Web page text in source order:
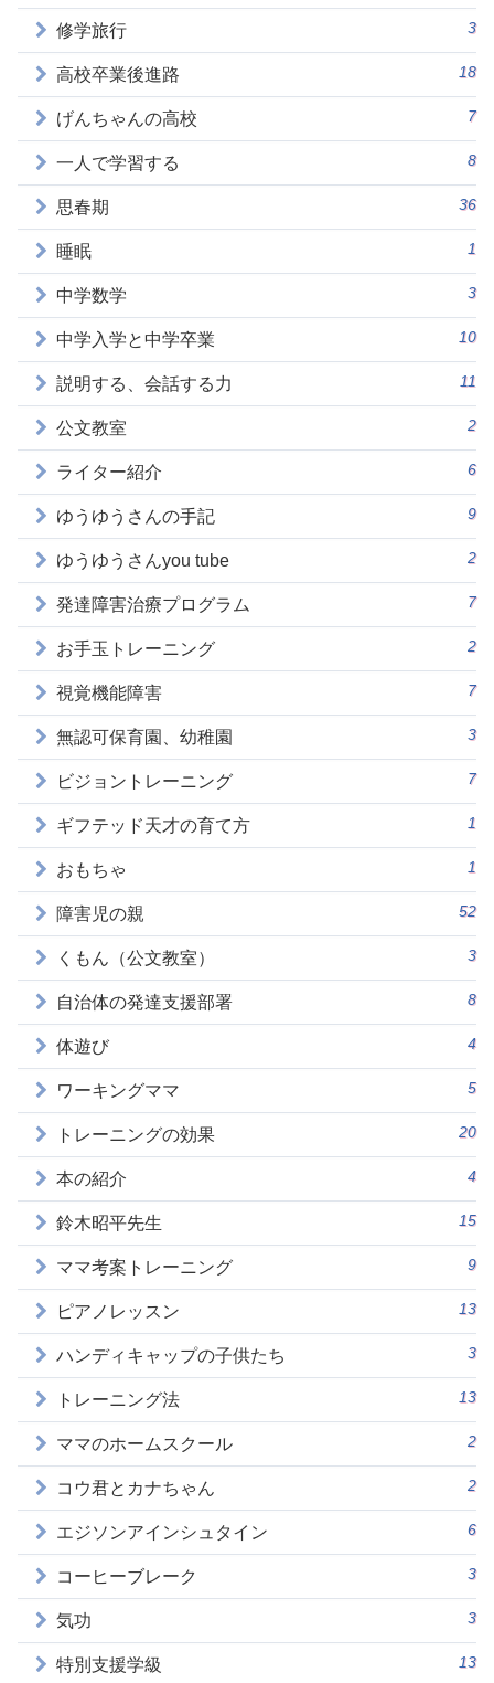
修学旅行 3
高校卒業後進路 18
げんちゃんの高校 7
一人で学習する 8
思春期 36
睡眠 1
中学数学 3
中学入学と中学卒業 10
説明する、会話する力 11
公文教室 2
ライター紹介 6
ゆうゆうさんの手記 9
ゆうゆうさんyou tube 2
発達障害治療プログラム 7
お手玉トレーニング 2
視覚機能障害 7
無認可保育園、幼稚園 3
ビジョントレーニング 7
ギフテッド天才の育て方 1
おもちゃ 1
障害児の親 52
くもん（公文教室） 3
自治体の発達支援部署 8
体遊び 4
ワーキングママ 5
トレーニングの効果 20
本の紹介 4
鈴木昭平先生 15
ママ考案トレーニング 9
ピアノレッスン 13
ハンディキャップの子供たち 3
トレーニング法 13
ママのホームスクール 2
コウ君とカナちゃん 2
エジソンアインシュタイン 6
コーヒーブレーク 3
気功 3
特別支援学級 13